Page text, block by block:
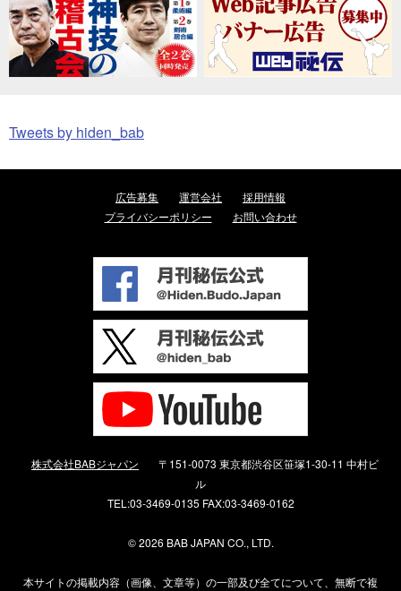
Tweets by hiden_bab
広告募集 運営会社
採用情報
プライバシーポリシー
お問い合わせ
株式会社BABジャパン
〒151-0073 東京都渋谷区笹塚1-30-11 中村ビ
ル
TEL:03-3469-0135 FAX:03-3469-0162
©2026 BAB JAPAN CO., LTD.
本サイトの掲載内容（画像、文章等）の一部及び全てについて、無断で複